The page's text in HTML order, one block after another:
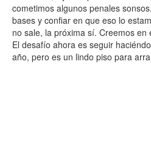
cometimos algunos penales
bases y confiar en que eso lo
no sale, la próxima sí. Creemos
El desafío ahora es seguir
año, pero es un lindo piso para